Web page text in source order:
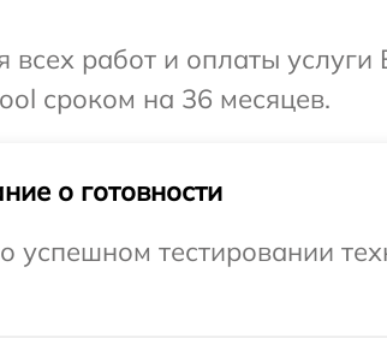
всех работ и оплаты
сроком на 36 месяцев.
о готовности
тестировании